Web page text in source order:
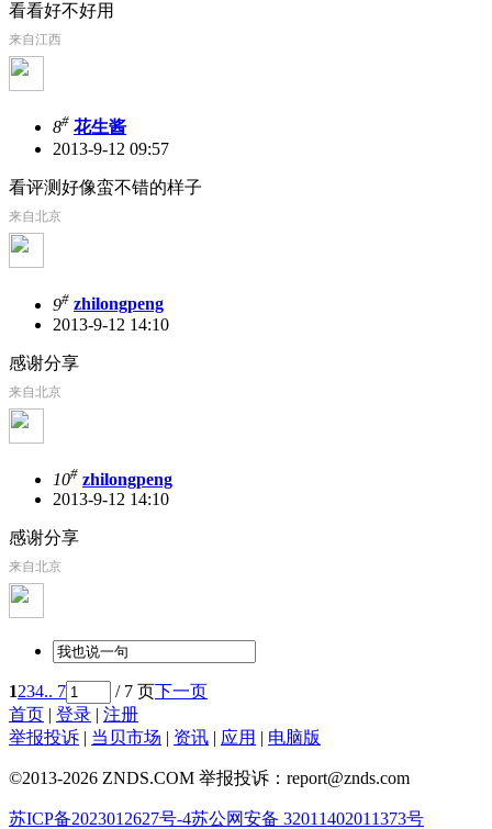
看看好不好用
来自江西
8# 花生酱
2013-9-12 09:57
看评测好像蛮不错的样子
来自北京
9# zhilongpeng
2013-9-12 14:10
感谢分享
来自北京
10# zhilongpeng
2013-9-12 14:10
感谢分享
来自北京
1234.. 7 / 7 页下一页
首页 | 登录 | 注册
举报投诉 | 当贝市场 | 资讯 | 应用 | 电脑版
©2013-2026 ZNDS.COM 举报投诉：report@znds.com
苏ICP备2023012627号-4苏公网安备 32011402011373号